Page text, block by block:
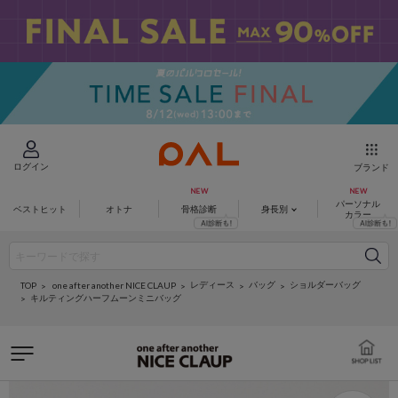
ログイン ブランド
ベストヒット オトナ 骨格診断 身長別
パーソナル
カラー
TOP one after another NICE CLAUP レディース バッグ
ショルダーバッグ
キルティングハーフムーンミニバッグ